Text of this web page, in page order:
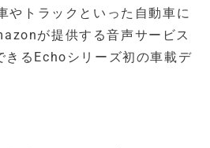
やトラックといった自動車に
が提供する音声サービス
るEchoシリーズ初の車載デ